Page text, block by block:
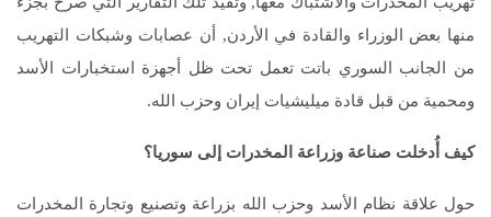
منها بعض الوزراء والقادة في الأردن, أن عصابات وشبكات التهريب
من الجانب السوري باتت تعمل تحت ظل أجهزة استخبارات الأسد
ومحمية من قبل قادة ميليشيات إيران وحزب الله.
كيف أُدخلت صناعة وزراعة المخدرات إلى سوريا؟
حول علاقة نظام الأسد وحزب الله بزراعة وتصنيع وتجارة المخدرات